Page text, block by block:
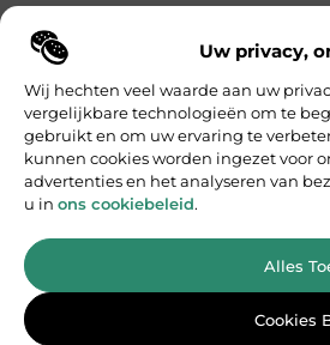
Uw privacy,
Wij hechten veel waarde aan uw
vergelijkbare technologieën om te
gebruikt en om uw ervaring te
kunnen cookies worden ingezet voor
advertenties en het analyseren van
u in ons cookiebeleid.
Alles
Cookies